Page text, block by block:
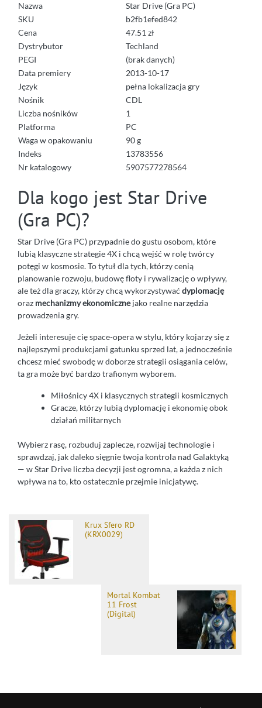
Nazwa
Star Drive (Gra PC)
SKU
b2fb1efed842
Cena
47.51 zł
Dystrybutor
Techland
PEGI
(brak danych)
Data premiery
2013-10-17
Język
pełna lokalizacja gry
Nośnik
CDL
Liczba nośników
1
Platforma
PC
Waga w opakowaniu
90 g
Indeks
13783556
Nr katalogowy
5907577278564
Dla kogo jest Star Drive
(Gra PC)?
Star Drive (Gra PC) przypadnie do gustu osobom, które
lubią klasyczne strategie 4X i chcą wejść w rolę twórcy
potęgi w kosmosie. To tytuł dla tych, którzy cenią
planowanie rozwoju, budowę floty i rywalizację o wpływy,
ale też dla graczy, którzy chcą wykorzystywać dyplomację
oraz mechanizmy ekonomicznejako realne narzędzia
prowadzenia gry.
Jeżeli interesuje cię space-opera w stylu, który kojarzy się z
najlepszymi produkcjami gatunku sprzed lat, a jednocześnie
chcesz mieć swobodę w doborze strategii osiągania celów,
ta gra może być bardzo trafionym wyborem.
Miłośnicy 4X i klasycznych strategii kosmicznych
Gracze, którzy lubią dyplomację i ekonomię obok
działań militarnych
Wybierz rasę, rozbuduj zaplecze, rozwijaj technologie i
sprawdzaj, jak daleko sięgnie twoja kontrola nad Galaktyką
— w Star Drive liczba decyzji jest ogromna, a każda z nich
wpływa na to, kto ostatecznie przejmie inicjatywę.
Krux Sfero RD
(KRX0029)
Mortal Kombat
11 Frost
(Digital)